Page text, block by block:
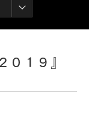
０１９』